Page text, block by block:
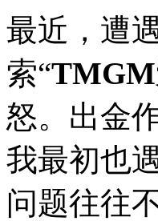
最近，遭
索“
怒。出金
我最初也
问题往往